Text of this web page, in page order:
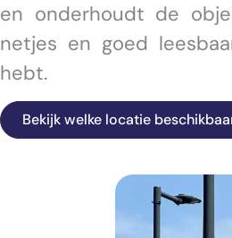
en onderhoudt de
netjes en goed
hebt.
Bekijk welke locatie